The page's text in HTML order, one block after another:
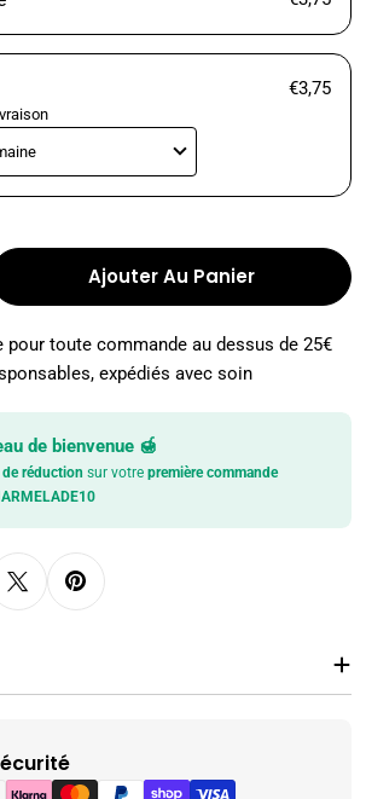
€3,75
Quantité Pour Chicorée
La Quantité Pour
Ajouter Au Panier
pour toute commande au dessus de 25€
expédiés avec soin
de bienvenue 🍯
de réduction sur votre première commande